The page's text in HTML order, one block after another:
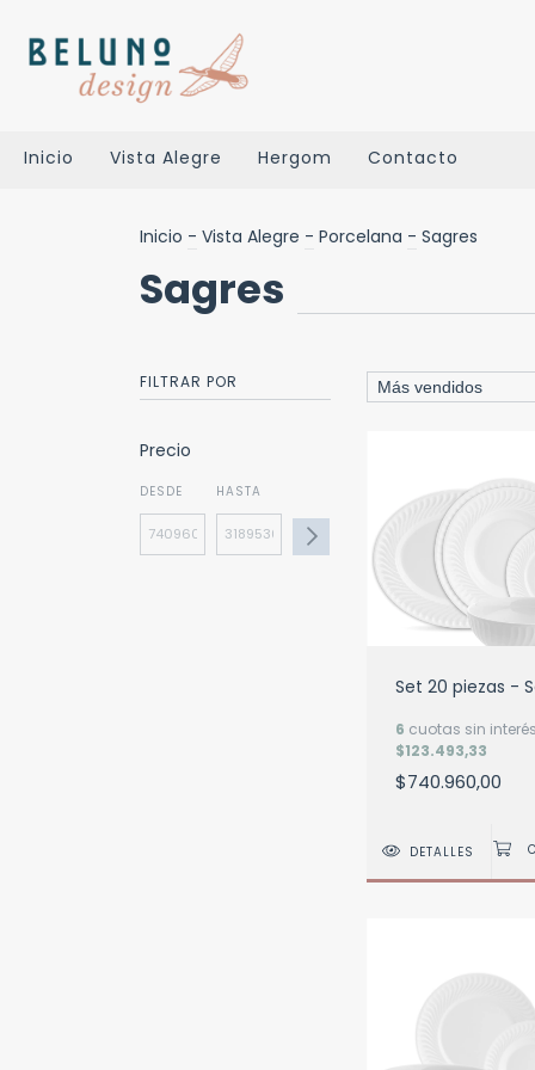
Inicio Vista Alegre Hergom Contacto
Inicio - Vista Alegre - Porcelana - Sagres
Sagres
FILTRAR POR
Precio
DESDE HASTA
Set 20 piezas -
6 cuotas sin
$123.493,33
$740.960,00
DETALLES